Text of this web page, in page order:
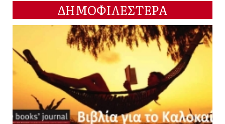
ΔΗΜΟΦΙΛΕΣΤΕΡΑ